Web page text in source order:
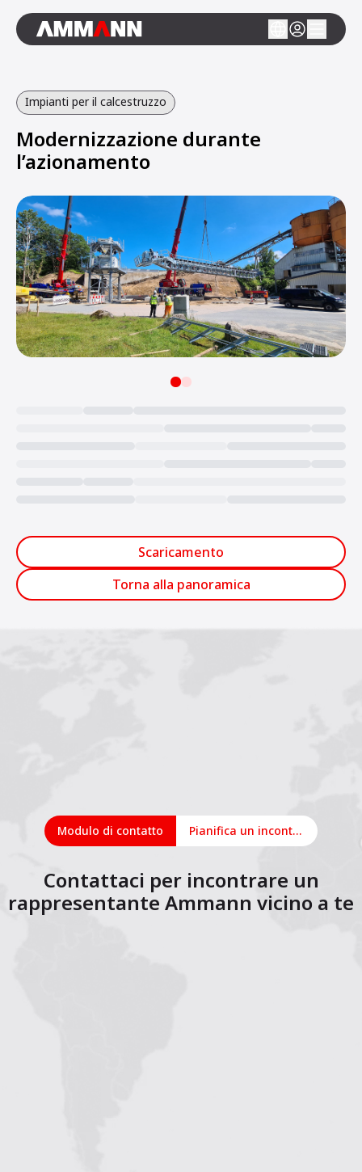
Impianti per il calcestruzzo
Modernizzazione durante
l’azionamento
Scaricamento
Torna alla panoramica
Modulo di contatto Pianifica un incontro online
Contattaci per incontrare un
rappresentante Ammann vicino a te